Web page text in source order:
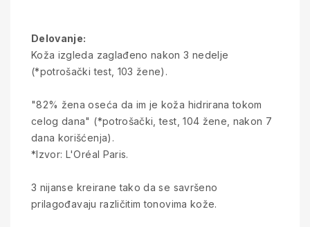
Delovanje:
Koža izgleda zaglađeno nakon 3 nedelje
(*potrošački test, 103 žene).
"82% žena oseća da im je koža hidrirana tokom
celog dana" (*potrošački, test, 104 žene, nakon 7
dana korišćenja).
*Izvor: L'Oréal Paris.
3 nijanse kreirane tako da se savršeno
prilagođavaju različitim tonovima kože.